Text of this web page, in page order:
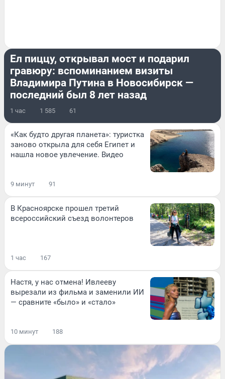
Ел пиццу, открывал мост и подарил
гравюру: вспоминанием визиты
Владимира Путина в Новосибирск —
последний был 8 лет назад
1 час 1 585 61
«Как будто другая планета»: туристка
заново открыла для себя Египет и
нашла новое увлечение. Видео
9 минут 91
В Красноярске прошел третий
всероссийский съезд волонтеров
1 час 167
Настя, у нас отмена! Ивлееву
вырезали из фильма и заменили ИИ
— сравните «было» и «стало»
10 минут 188